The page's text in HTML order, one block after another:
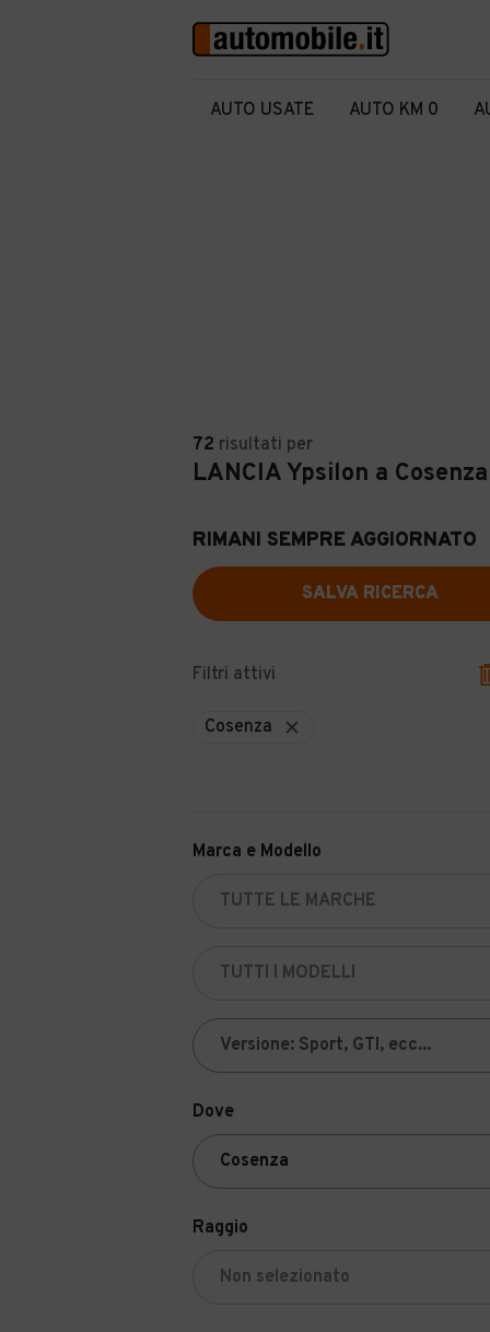
AUTO USATE AUTO KM 0
72 risultati per
LANCIA Ypsilon a Cosenza
RIMANI SEMPRE AGGIORNATO
SALVA RICERCA
Filtri attivi
Cosenza
Marca e Modello
Dove
Raggio